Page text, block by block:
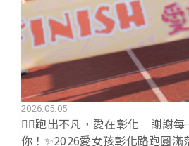
2026.05.05
🏃‍♀️跑出不凡，愛在彰化｜謝謝
你！✨2026愛女孩彰化路跑圓滿